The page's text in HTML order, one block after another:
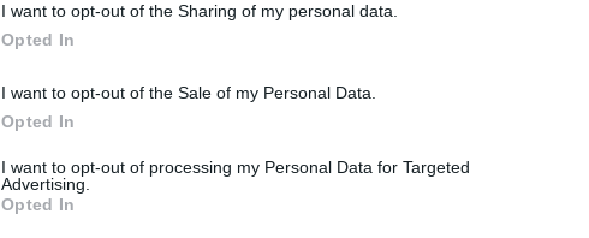
I want to opt-out of the Sharing of my personal data.
Opted In
I want to opt-out of the Sale of my Personal Data.
Opted In
I want to opt-out of processing my Personal Data for Targeted
Advertising.
Opted In